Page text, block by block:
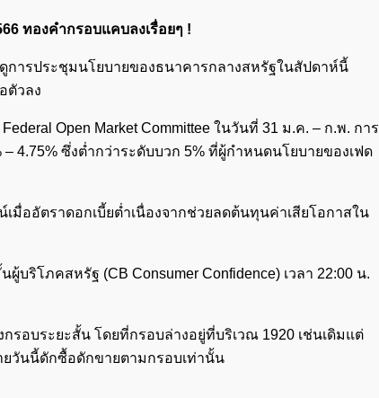
ทองคำกรอบแคบลงเรื่อยๆ !
การประชุมนโยบายของธนาคารกลางสหรัฐในสัปดาห์นี้
ตัวลง
Open Market Committee ในวันที่ 31 ม.ค. – ก.พ. การ
4.75% ซึ่งต่ำกว่าระดับบวก 5% ที่ผู้กำหนดนโยบายของเฟด
มื่ออัตราดอกเบี้ยต่ำเนื่องจากช่วยลดต้นทุนค่าเสียโอกาสใน
บริโภคสหรัฐ (CB Consumer Confidence) เวลา 22:00 น.
รอบระยะสั้น โดยที่กรอบล่างอยู่ที่บริเวณ 1920 เช่นเดิมแต่
ยวันนี้ดักซื้อดักขายตามกรอบเท่านั้น